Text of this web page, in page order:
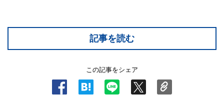
記事を読む
この記事をシェア